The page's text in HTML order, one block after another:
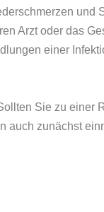
und
Arzt oder das
einer
Sie zu einer
auch zunächst